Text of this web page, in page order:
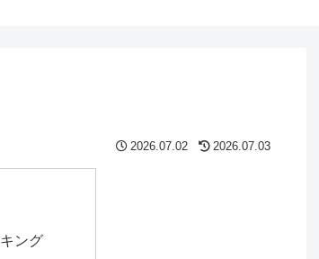
2026.07.02 2026.07.03
ング